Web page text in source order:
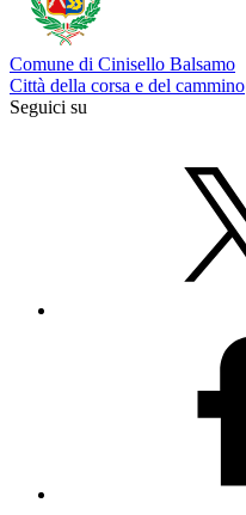
Comune di Cinisello Balsamo
Città della corsa e del cammino
Seguici su